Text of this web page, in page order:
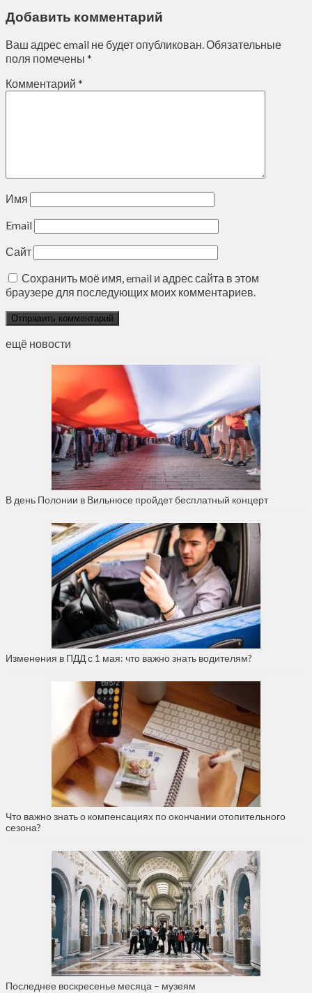
Добавить комментарий
Ваш адрес email не будет опубликован.Обязательные
поля помечены *
Комментарий *
Имя
Email
Сайт
Сохранить моё имя, email и адрес сайта в этом
браузере для последующих моих комментариев.
ещё новости
В день Полонии в Вильнюсе пройдет бесплатный концерт
Изменения в ПДД с 1 мая: что важно знать водителям?
Что важно знать о компенсациях по окончании отопительного
сезона?
Последнее воскресенье месяца – музеям